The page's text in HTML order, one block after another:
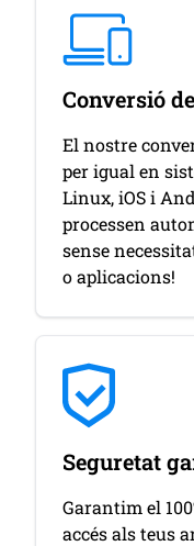
Conversió
El nostre
per igual en
Linux, iOS i
processen
sense
o aplicacions!
Seguretat
Garantim el
accés als teus